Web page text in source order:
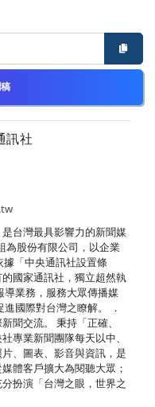
訊社
台灣最具影響力的新聞媒
為股份有限公司，以企業
「中央通訊社設置條
國家通訊社，獨立超然執
導業務，服務大眾傳播媒
國際對台灣之瞭解。 ．
聞交流。 秉持「正確、
專業新聞團隊每天以中、
、圖表、影音與資訊，是
體客戶擴大為閱聽大眾；
扮演「台灣之眼，世界之